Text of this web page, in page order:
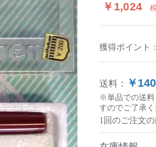
￥1,024
獲得ポイント：
送料： ￥140
※単品での送料
すのでご了承く
1回のご注文